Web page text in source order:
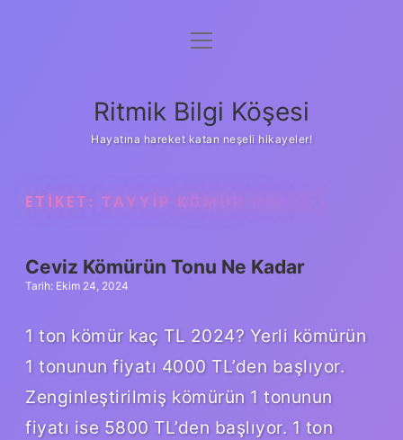
Anasayfa
Yasal Uyarı
menüyü
Ritmik Bilgi Köşesi
Hayatına hareket katan neşeli hikayeler!
ETIKET: TAYYIP KÖMÜR KAÇ KG
Ceviz Kömürün Tonu Ne Kadar
Tarih: Ekim 24, 2024
1 ton kömür kaç TL 2024? Yerli kömürün
1 tonunun fiyatı 4000 TL’den başlıyor.
Zenginleştirilmiş kömürün 1 tonunun
fiyatı ise 5800 TL’den başlıyor. 1 ton